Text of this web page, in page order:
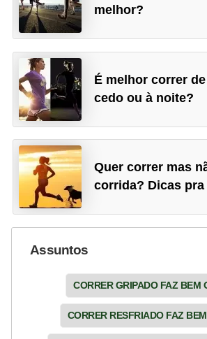
melhor?
É melhor correr
cedo ou à noite?
Quer correr mas
corrida? Dicas pra
Assuntos
CORRER GRIPADO FAZ BEM
CORRER RESFRIADO FAZ